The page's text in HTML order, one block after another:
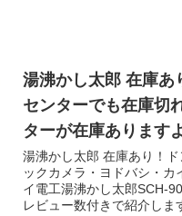
湯沸かし太郎 在庫あ
センターでも在庫切
ターが在庫あります
湯沸かし太郎 在庫あり！
ックカメラ・ヨドバシ・
イ電工湯沸かし太郎SCH-
レビュー数付きで紹介しま